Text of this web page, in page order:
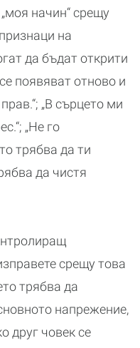
начин“ срещу
на
да бъдат открити
появяват отново и
„В сърцето ми
„Не го
трябва да ти
да чистя
срещу това
трябва да
напрежение,
друг човек се